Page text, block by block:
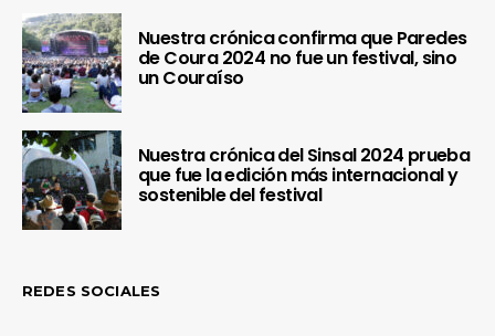
Nuestra crónica confirma que Paredes
de Coura 2024 no fue un festival, sino
un Couraíso
Nuestra crónica del Sinsal 2024 prueba
que fue la edición más internacional y
sostenible del festival
REDES SOCIALES